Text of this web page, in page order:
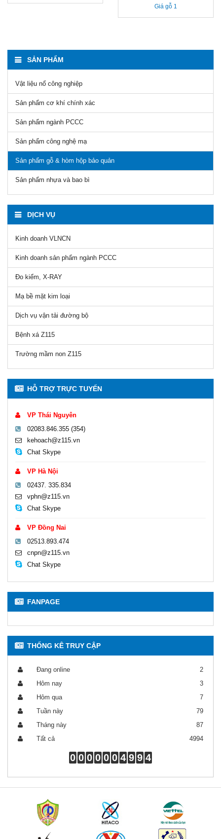
Giá gỗ 1
SẢN PHẨM
Vật liệu nổ công nghiệp
Sản phẩm cơ khí chính xác
Sản phẩm ngành PCCC
Sản phẩm công nghệ mạ
Sản phẩm gỗ & hòm hộp bảo quản
Sản phẩm nhựa và bao bì
DỊCH VỤ
Kinh doanh VLNCN
Kinh doanh sản phẩm ngành PCCC
Đo kiểm, X-RAY
Mạ bề mặt kim loại
Dịch vụ vận tải đường bộ
Bệnh xá Z115
Trường mầm non Z115
HỖ TRỢ TRỰC TUYẾN
VP Thái Nguyên
02083.846.355 (354)
kehoach@z115.vn
Chat Skype
VP Hà Nội
02437. 335.834
vphn@z115.vn
Chat Skype
VP Đồng Nai
02513.893.474
cnpn@z115.vn
Chat Skype
FANPAGE
THỐNG KÊ TRUY CẬP
Đang online
2
Hôm nay
3
Hôm qua
7
Tuần này
79
Tháng này
87
Tất cả
4994
0 0 0 0 0 0 4 9 9 4